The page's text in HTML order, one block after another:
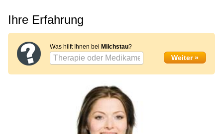
Ihre Erfahrung
Was hilft Ihnen bei Milchstau?